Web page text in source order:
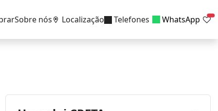
Sobre nós Localização Telefones WhatsApp